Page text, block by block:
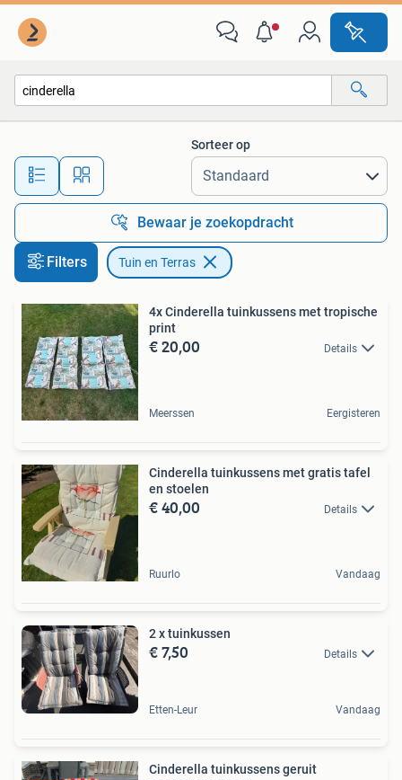
Alle afstanden…
Sorteer op
Bewaar je zoekopdracht
Filters Tuin en Terras
4x Cinderella tuinkussens met tropische
print
€ 20,00 Details
Meerssen Eergisteren
Cinderella tuinkussens met gratis tafel
en stoelen
€ 40,00 Details
Ruurlo Vandaag
2 x tuinkussen
€ 7,50 Details
Etten-Leur Vandaag
Cinderella tuinkussens geruit